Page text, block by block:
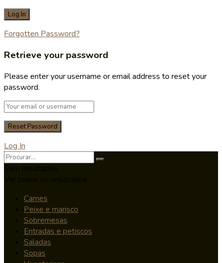
Forgotten Password?
Retrieve your password
Please enter your username or email address to reset your
password.
Log In
Carnes
Peixe e marisco
Sobremesas
Entradas e petiscos
Saladas
Sopas